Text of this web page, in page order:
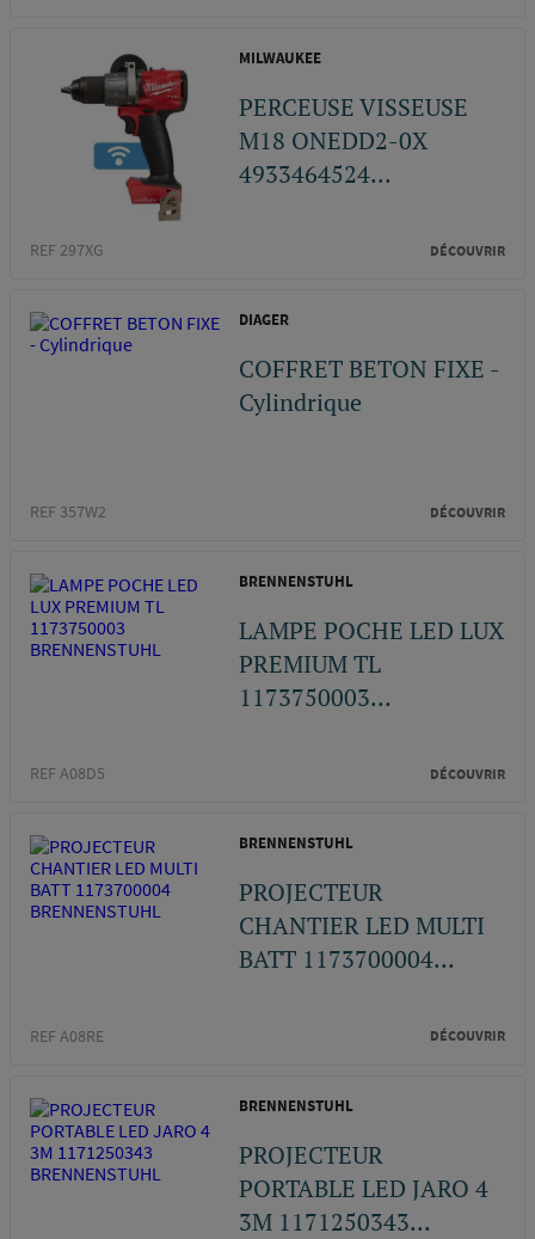
MILWAUKEE
PERCEUSE VISSEUSE
M18 ONEDD2-0X
4933464524...
REF 297XG DÉCOUVRIR
DIAGER
COFFRET BETON FIXE -
Cylindrique
REF 357W2 DÉCOUVRIR
BRENNENSTUHL
LAMPE POCHE LED LUX
PREMIUM TL
1173750003...
REF A08D5 DÉCOUVRIR
BRENNENSTUHL
PROJECTEUR
CHANTIER LED MULTI
BATT 1173700004...
REF A08RE DÉCOUVRIR
BRENNENSTUHL
PROJECTEUR
PORTABLE LED JARO 4
3M 1171250343...